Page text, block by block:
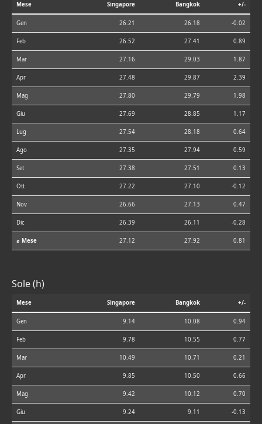
Mese Singapore Bangkok +/-
Gen 26.21 26.18 -0.02
Feb 26.52 27.41 0.89
Mar 27.16 29.03 1.87
Apr 27.48 29.87 2.39
Mag 27.80 29.79 1.98
Giu 27.69 28.85 1.17
Lug 27.54 28.18 0.64
Ago 27.35 27.94 0.59
Set 27.38 27.51 0.13
Ott 27.22 27.10 -0.12
Nov 26.66 27.13 0.47
Dic 26.39 26.11 -0.28
⌀ Mese 27.12 27.92 0.81
Sole (h)
Mese Singapore Bangkok +/-
Gen 9.14 10.08 0.94
Feb 9.78 10.55 0.77
Mar 10.49 10.71 0.21
Apr 9.85 10.50 0.66
Mag 9.42 10.12 0.70
Giu 9.24 9.11 -0.13